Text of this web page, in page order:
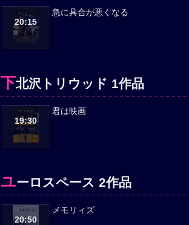
20:15
急に具合が悪くなる
下北沢トリウッド 1作品
19:30
君は映画
ユーロスペース 2作品
20:50
メモリィズ